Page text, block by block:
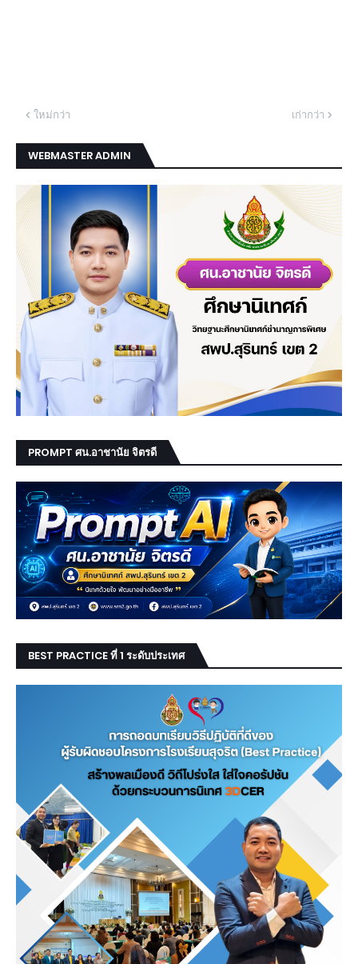
ใหม่กว่า เก่ากว่า
WEBMASTER ADMIN
PROMPT ศน.อาชานัย จิตรดี
BEST PRACTICE ที่ 1 ระดับประเทศ